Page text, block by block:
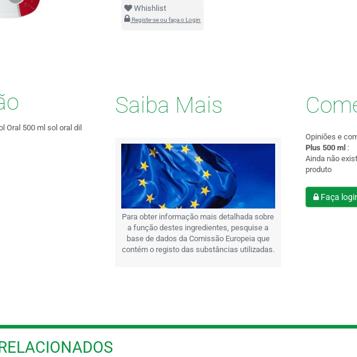
Whishlist
Registe-se ou faça o Login
Oral 500 ml sol oral dil
Saiba Mais
Para obter informação mais detalhada sobre
a função destes ingredientes, pesquise a
base de dados da Comissão Europeia que
contém o registo das substâncias utilizadas.
Opiniões e
Plus 500 ml :
Ainda não
produto
Faça